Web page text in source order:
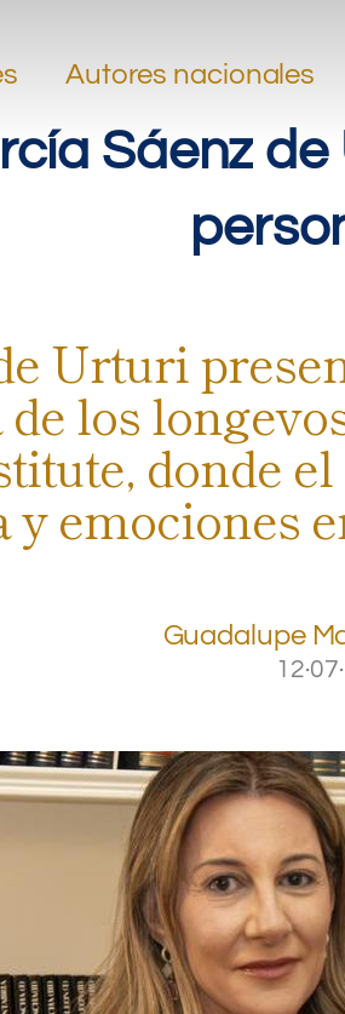
Autores nacionales
Sáenz
Urturi
de los
donde
emociones
Guadalupe